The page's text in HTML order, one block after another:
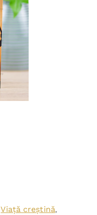
Viață creștină,